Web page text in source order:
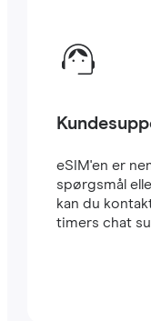
eSIM'en er
spørgsmål
kan du
timers chat